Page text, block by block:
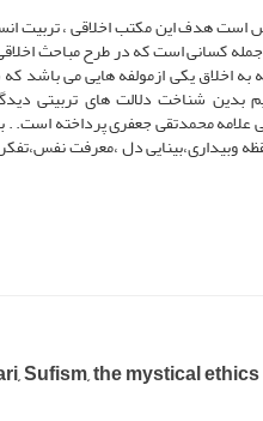
است هدف این مکتب اخلاقی ، تربیت
کسانی است که در طرح مباحث
اخلاق یکی ازمولفه هایی می باشد
بدین شناخت دلالت های تربیتی
علامه محمدتقی جعفری پرداخته است.
وبیداری،بینایی دل ،معرفت
Sufism, the mystical ethics